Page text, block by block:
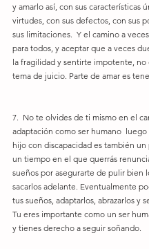
y amarlo así, con sus características
virtudes, con sus defectos, con sus
sus limitaciones.  Y el camino a
para todos, y aceptar que a veces
la fragilidad y sentirte impotente, no
tema de juicio. Parte de amar es
7.  No te olvides de ti mismo en el
adaptación como ser humano
hijo con discapacidad es también un
un tiempo en el que querrás
sueños por asegurarte de pulir bien
sacarlos adelante. Eventualmente
tus sueños, adaptarlos, abrazarlos y
Tu eres importante como un ser
y tienes derecho a seguir soñando.